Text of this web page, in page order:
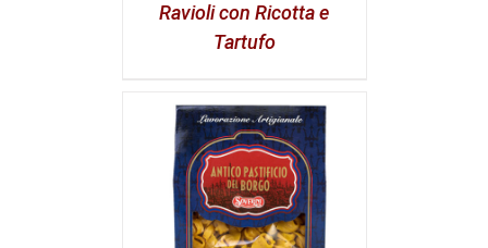
Ravioli con Ricotta e
Tartufo